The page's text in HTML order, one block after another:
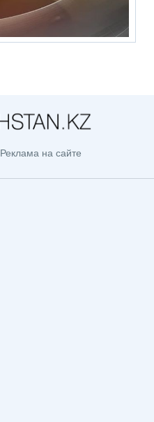
Реклама на сайте